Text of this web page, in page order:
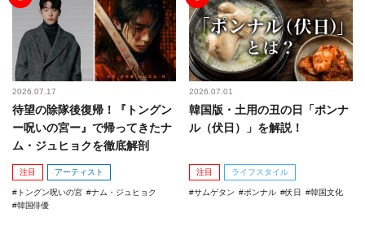
2026.07.17
待望の除隊後復帰！『トングン
ー呪いの宮ー』で帰ってきたナ
ム・ジュヒョクを徹底解剖
注目 アーティスト
トングン呪いの宮
ナム・ジュヒョク
韓国俳優
2026.07.01
韓国版・土用の丑の日「ポンナ
ル（伏日）」を解説！
注目 ライフスタイル
サムゲタン ポンナル 伏日 韓国文化